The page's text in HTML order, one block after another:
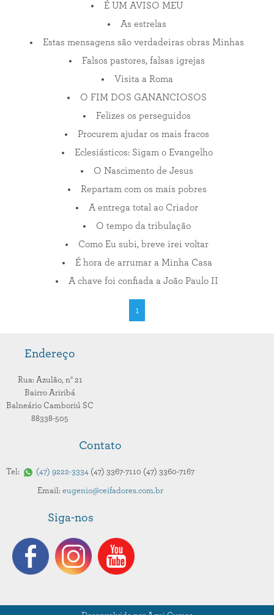
É UM AVISO MEU
As estrelas
Estas mensagens são verdadeiras obras Minhas
Falsos pastores, falsas igrejas
Visita a Roma
O FIM DOS GANANCIOSOS
Felizes os perseguidos
Procurem ajudar os mais fracos
Eclesiásticos: Sigam o Evangelho
O Nascimento de Jesus
Repartam com os mais pobres
A entrega total ao Criador
O tempo da tribulação
Como Eu subi, breve irei voltar
É hora de arrumar a Minha Casa
A chave foi confiada a João Paulo II
1
Endereço
Rua: Azulão, n° 21
Bairro Ariribá
Balneário Camboriú SC
88338-505
Contato
Tel: 47 9222-3334 47 3367-7110 47 3360-7167
Email: eugenio@ceifadores.com.br
Siga-nos